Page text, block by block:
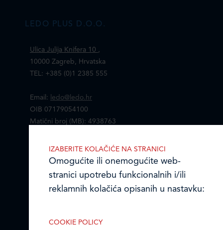
LEDO PLUS D.O.O.
Ulica Julija Knifera 10 ,
10000 Zagreb, Hrvatska
TEL: +385 (0)1 2385 555
Email:
ledo@ledo.hr
OIB 07179054100
Matični broj (MB): 4938763
Ledo Hrvatska
Ledo u inozemstvu
COOKIE POLICY
IZABERITE KOLAČIĆE NA STRANICI
Omogućite ili onemogućite web-
stranici upotrebu funkcionalnih i/ili
reklamnih kolačića opisanih u nastavku: